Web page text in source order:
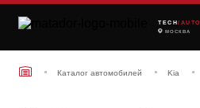
TECH /AUTO
МОСКВА
Каталог автомобилей Kia